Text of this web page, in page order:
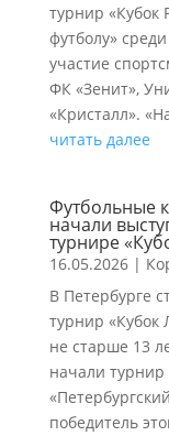
турнир «Кубок
футболу»
участие
ФК «Зенит»,
«Кристалл».
читать далее
Футбольные
начали
турнире
16.05.2026|
В Петербурге
турнир «Кубок
не старше 13
начали турнир
победитель